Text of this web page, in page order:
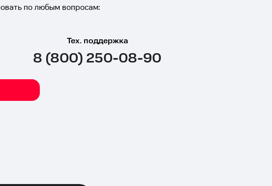
по любым вопросам:
Тех. поддержка
8 (800) 250-08-90